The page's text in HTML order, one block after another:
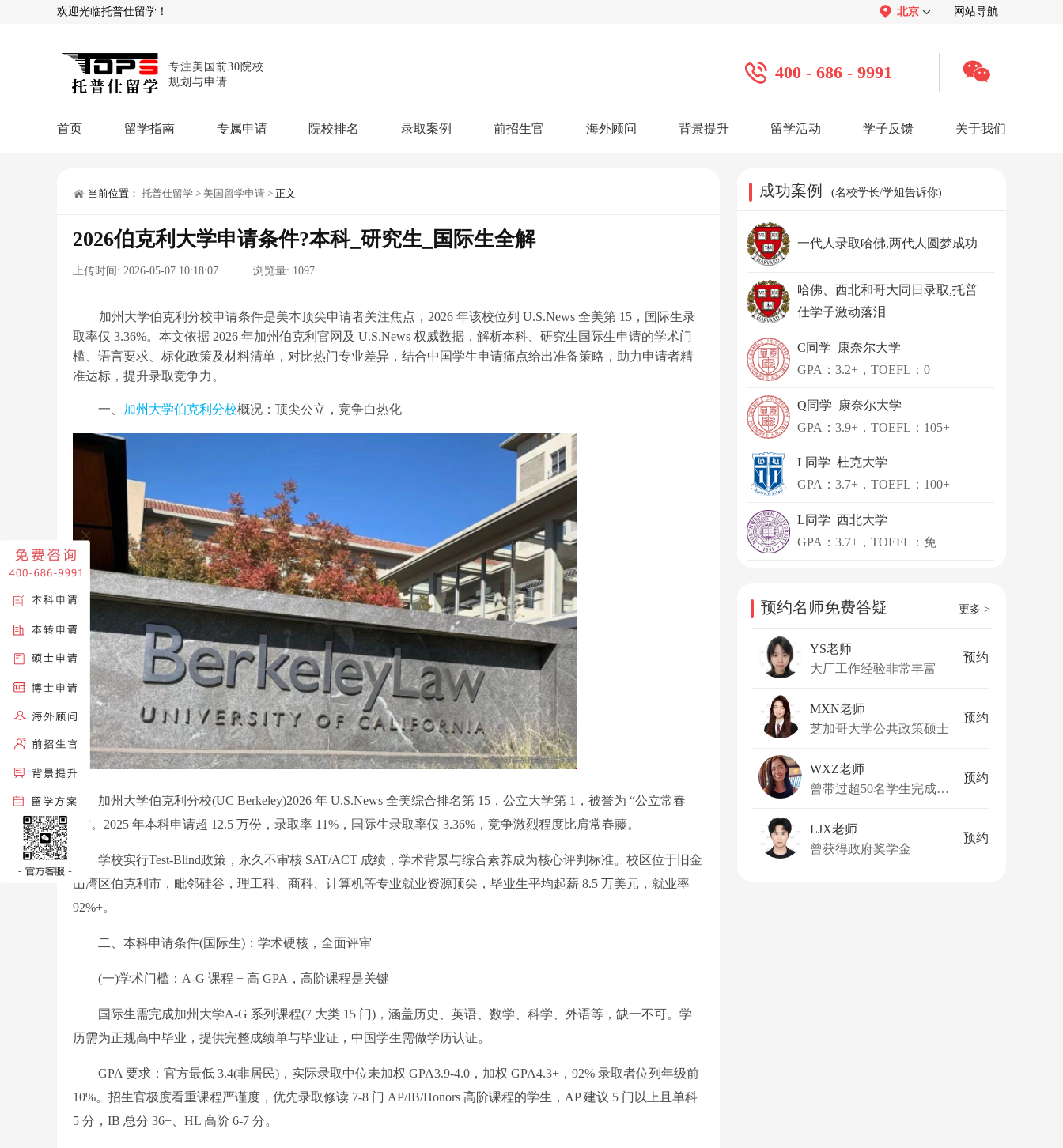
欢迎光临托普仕留学！ 北京 网站导航
专注美国前30院校
规划与申请
400 - 686 - 9991
首页 留学指南
留学攻略
留学资讯 院校资讯
专属申请
本科申请：
博士申请： 博士定制方案
混合申请：
留学工具： GPA计算器 留学评估 智能诊断
院校排名 录取案例
名校榜单： 26年Offer榜
前招生官 海外顾问 背景提升 留学活动 学子反馈
学子心声： 感谢视频 学子访谈
关于我们
品牌介绍： 关于我们 公司活动 媒体报道
当前位置： 托普仕留学 > 美国留学申请 > 正文
2026伯克利大学申请条件?本科_研究生_国际生全解
上传时间: 2026-05-07 10:18:07 浏览量: 1097
加州大学伯克利分校申请条件是美本顶尖申请者关注焦点，2026 年该校位列 U.S.News 全美第 15，国际生录
取率仅 3.36%。本文依据 2026 年加州伯克利官网及 U.S.News 权威数据，解析本科、研究生国际生申请的学术门
槛、语言要求、标化政策及材料清单，对比热门专业差异，结合中国学生申请痛点给出准备策略，助力申请者精
准达标，提升录取竞争力。
一、 加州大学伯克利分校概况：顶尖公立，竞争白热化
加州大学伯克利分校(UC Berkeley)2026 年 U.S.News 全美综合排名第 15，公立大学第 1，被誉为 “公立常春
藤”。2025 年本科申请超 12.5 万份，录取率 11%，国际生录取率仅 3.36%，竞争激烈程度比肩常春藤。
学校实行Test-Blind政策，永久不审核 SAT/ACT 成绩，学术背景与综合素养成为核心评判标准。校区位于旧金
山湾区伯克利市，毗邻硅谷，理工科、商科、计算机等专业就业资源顶尖，毕业生平均起薪 8.5 万美元，就业率
92%+。
二、本科申请条件(国际生)：学术硬核，全面评审
(一)学术门槛：A-G 课程 + 高 GPA，高阶课程是关键
国际生需完成加州大学A-G 系列课程(7 大类 15 门)，涵盖历史、英语、数学、科学、外语等，缺一不可。学
历需为正规高中毕业，提供完整成绩单与毕业证，中国学生需做学历认证。
GPA 要求：官方最低 3.4(非居民)，实际录取中位未加权 GPA3.9-4.0，加权 GPA4.3+，92% 录取者位列年级前
10%。招生官极度看重课程严谨度，优先录取修读 7-8 门 AP/IB/Honors 高阶课程的学生，AP 建议 5 门以上且单科
5 分，IB 总分 36+、HL 高阶 6-7 分。
成功案例 (名校学长/学姐告诉你)
一代人录取哈佛,两代人圆梦成功
哈佛、西北和哥大同日录取,托普
仕学子激动落泪
C同学 康奈尔大学
GPA：3.2+，TOEFL：0
Q同学 康奈尔大学
GPA：3.9+，TOEFL：105+
L同学 杜克大学
GPA：3.7+，TOEFL：100+
L同学 西北大学
GPA：3.7+，TOEFL：免
预约名师免费答疑 更多 >
YS老师
大厂工作经验非常丰富
预约
MXN老师
芝加哥大学公共政策硕士
预约
WXZ老师
曾带过超50名学生完成升学
预约
LJX老师
曾获得政府奖学金
预约